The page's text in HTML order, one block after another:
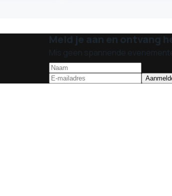
Meld je aan en ontvang
Mis geen spannende